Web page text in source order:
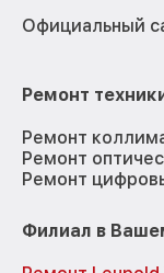
Официальный
Ремонт
Ремонт
Ремонт
Ремонт
Филиал в